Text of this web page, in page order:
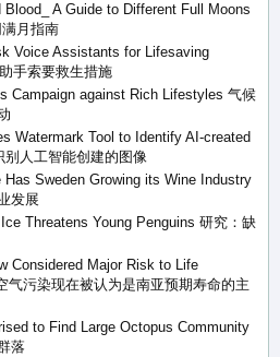
A Guide to Different Full Moons
月指南
Voice Assistants for Lifesaving
手索要救生措施
Campaign against Rich Lifestyles 气候
Watermark Tool to Identify AI-created
别人工智能创建的图像
Has Sweden Growing its Wine Industry
发展
Threatens Young Penguins 研究：缺
Considered Major Risk to Life
气污染现在被认为是南亚预期寿命的主
to Find Large Octopus Community
落